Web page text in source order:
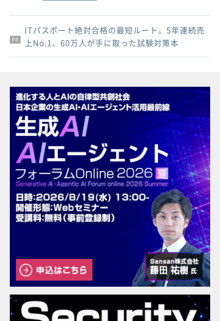
PR
PR
PR
ITパスポート絶対合格の最短ルート。5年連続売
上No.1、60万人が手に取った試験対策本